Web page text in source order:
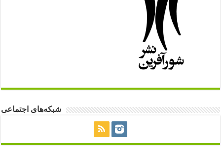
شبکه‌های اجتماعی